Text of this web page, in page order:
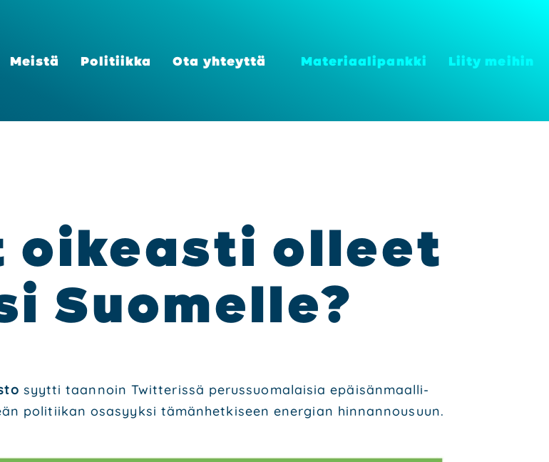
Meis­tä Poli­tiik­ka Ota yhteyt­tä Mate­ri­aa­li­pank­ki Lii­ty mei­hin
oikeas­ti olleet
Suo­mel­le?
syyt­ti taan­noin Twit­te­ris­sä perus­suo­ma­lai­sia epäi­sän­maal­li­
poli­tii­kan osa­syyk­si tämän­het­ki­seen ener­gian hinn­an­nousuun.